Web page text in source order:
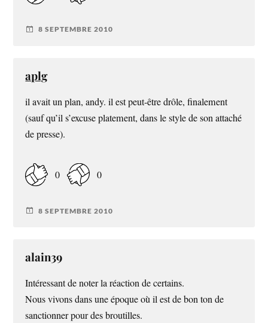
8 SEPTEMBRE 2010
aplg
il avait un plan, andy. il est peut-être drôle, finalement
(sauf qu’il s’excuse platement, dans le style de son attaché
de presse).
0 0
8 SEPTEMBRE 2010
alain39
Intéressant de noter la réaction de certains.
Nous vivons dans une époque où il est de bon ton de
sanctionner pour des broutilles.